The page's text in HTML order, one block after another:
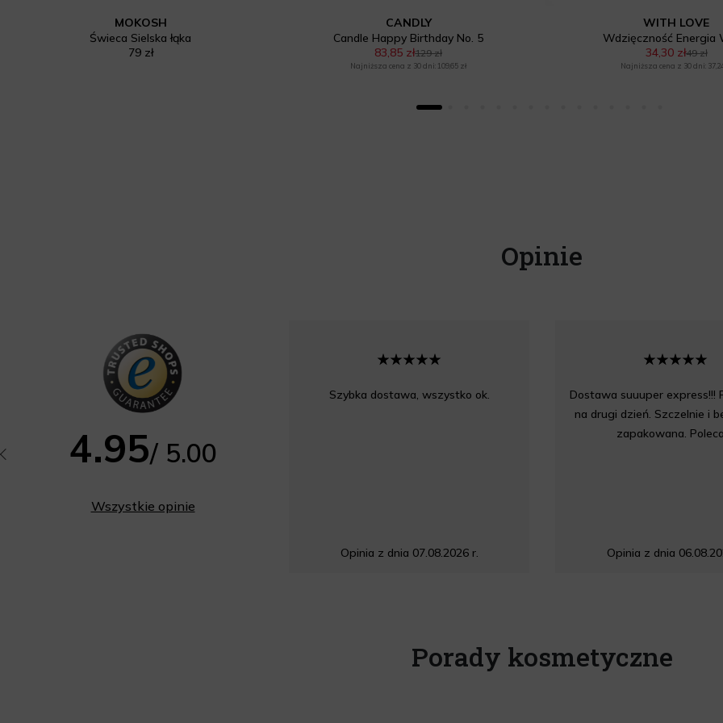
MOKOSH
Świeca Sielska łąka
79 zł
CANDLY
Candle Happy Birthday No. 5
83,85 zł129 zł
Najniższa cena z 30 dni: 109,65 zł
WITH LOVE
Wdzięczność Energia
34,30 zł49 zł
Najniższa cena z 30 dni:
Opinie
4.95/ 5.00
Wszystkie opinie
Szybka dostawa, wszystko ok.
Opinia z dnia 07.08.2026 r.
Dostawa suuuper express!!!
na drugi dzień. Szczelnie i
zapakowana.
Opinia z dnia
Porady kosmetyczne